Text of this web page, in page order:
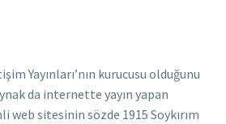
Yayınları’nın kurucusu olduğunu
da internette yayın yapan
web sitesinin sözde 1915 Soykırım